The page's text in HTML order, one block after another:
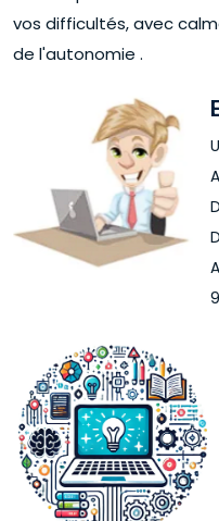
vos difficultés, avec
de l'autonomie .